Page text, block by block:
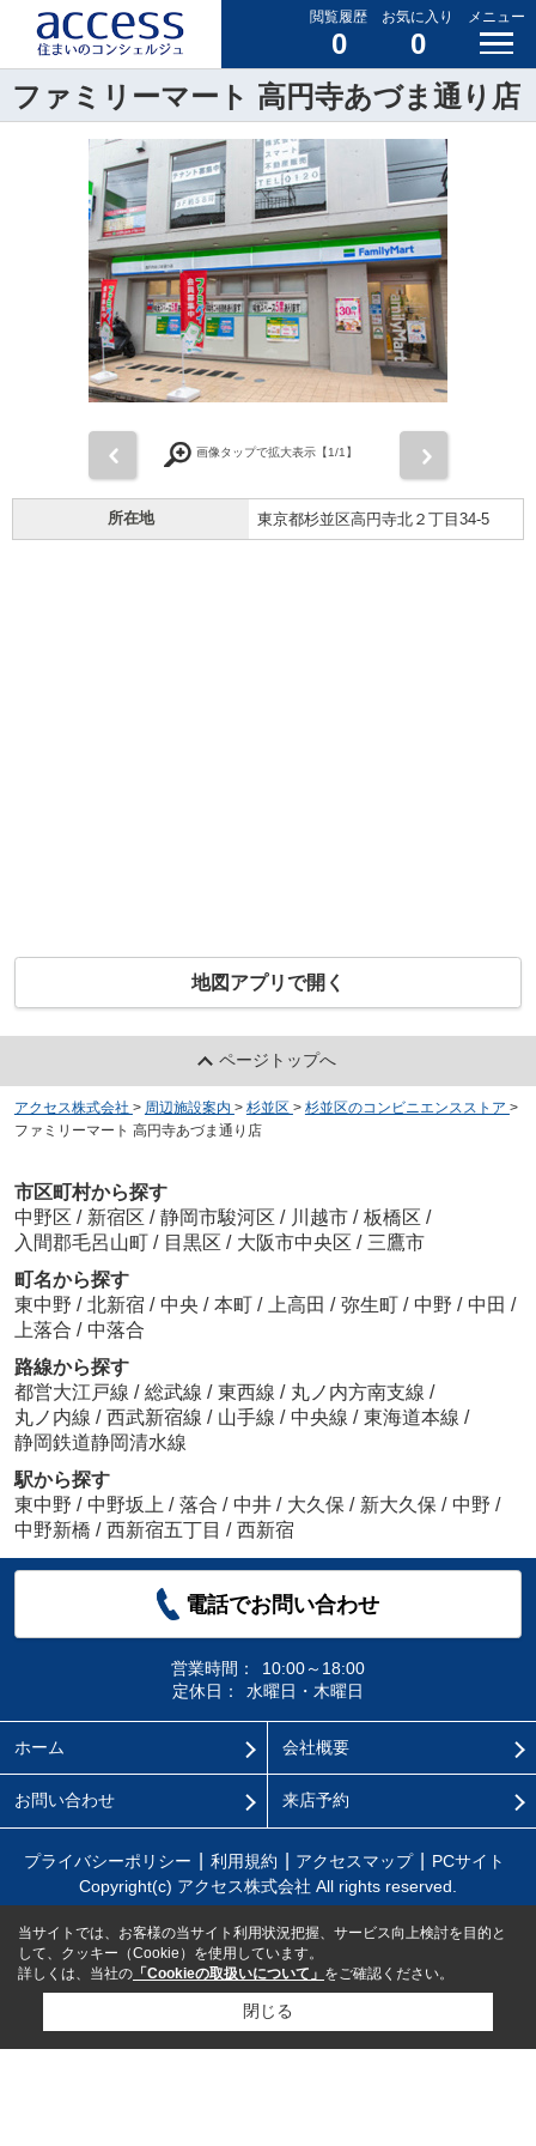
閲覧履歴
0
お気に入り
0
メニュー
ファミリーマート 高円寺あづま通り店
画像タップで拡大表示【1/1】
所在地 東京都杉並区高円寺北２丁目34-5
地図アプリで開く
ページトップへ
アクセス株式会社 > 周辺施設案内 > 杉並区 > 杉並区のコンビニエンスストア >
ファミリーマート 高円寺あづま通り店
市区町村から探す
中野区 / 新宿区 / 静岡市駿河区 / 川越市 / 板橋区 /
入間郡毛呂山町 / 目黒区 / 大阪市中央区 / 三鷹市
町名から探す
東中野 / 北新宿 / 中央 / 本町 / 上高田 / 弥生町 / 中野 / 中田 /
上落合 / 中落合
路線から探す
都営大江戸線 / 総武線 / 東西線 / 丸ノ内方南支線 /
丸ノ内線 / 西武新宿線 / 山手線 / 中央線 / 東海道本線 /
静岡鉄道静岡清水線
駅から探す
東中野 / 中野坂上 / 落合 / 中井 / 大久保 / 新大久保 / 中野 /
中野新橋 / 西新宿五丁目 / 西新宿
電話でお問い合わせ
営業時間：
10:00～18:00
定休日：
水曜日・木曜日
ホーム 会社概要
お問い合わせ 来店予約
プライバシーポリシー 利用規約 アクセスマップ
PCサイト
Copyright(c) アクセス株式会社 All rights reserved.
当サイトでは、お客様の当サイト利用状況把握、サービス向上検討を目的と
して、クッキー（Cookie）を使用しています。
詳しくは、当社の 「Cookieの取扱いについて」 をご確認ください。
閉じる